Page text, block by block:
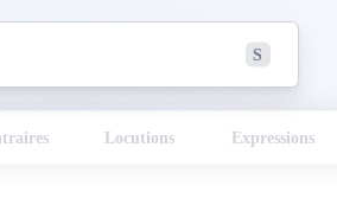
S
Locutions Expressions